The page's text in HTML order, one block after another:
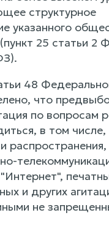
структурное
указанного
25 статьи 2
48
что
по вопросам
в том
и других
не